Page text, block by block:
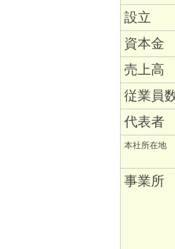
設立
資本金
売上高
従業員
代表者
本社所在地
事業所